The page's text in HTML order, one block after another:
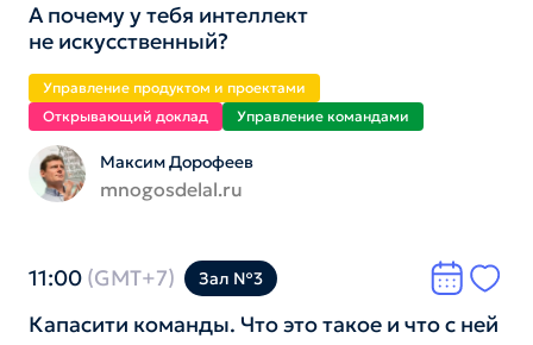
А почему у тебя интеллект
не искусственный?
Управление продуктом и проектами
Открывающий доклад
Управление командами
Максим Дорофеев
mnogosdelal.ru
11:00 (GMT+7) Зал №3
Капасити команды. Что это такое и что с ней